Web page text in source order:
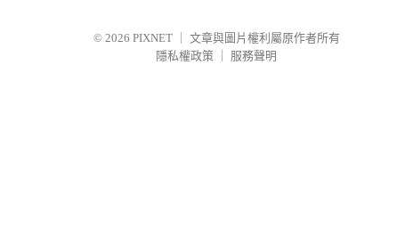
© 2026 PIXNET
文章與圖片權利屬原作者所有
隱私權政策
服務聲明